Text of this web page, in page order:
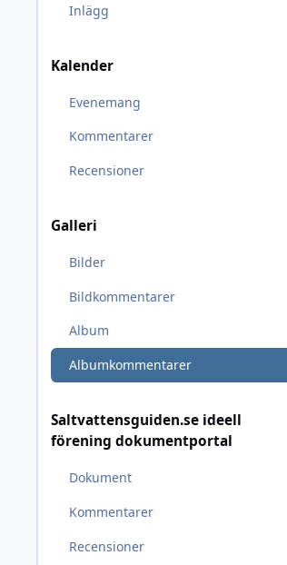
Inlägg
Kalender
Evenemang
Kommentarer
Recensioner
Galleri
Bilder
Bildkommentarer
Album
Albumkommentarer
Saltvattensguiden.se ideell
förening dokumentportal
Dokument
Kommentarer
Recensioner